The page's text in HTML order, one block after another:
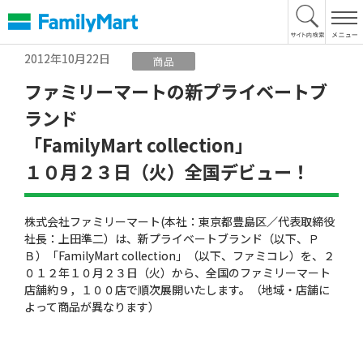
文
へ
2012年10月22日
商品
ファミリーマートの新プライベートブ
ランド
「FamilyMart collection」
１０月２３日（火）全国デビュー！
株式会社ファミリーマート(本社：東京都豊島区／代表取締役
社長：上田準二）は、新プライベートブランド（以下、Ｐ
Ｂ）「FamilyMart collection」（以下、ファミコレ）を、２
０１２年１０月２３日（火）から、全国のファミリーマート
店舗約９，１００店で順次展開いたします。（地域・店舗に
よって商品が異なります）